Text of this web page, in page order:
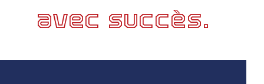
avec succès.